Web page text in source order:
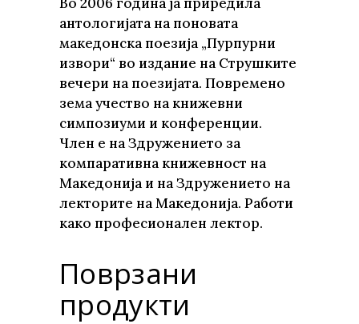
антологијата на поновата
македонска поезија „Пурпурни
извори“ во издание на Струшките
вечери на поезијата. Повремено
зема учество на книжевни
симпозиуми и конференции.
Член е на Здружението за
компаративна книжевност на
Македонија и на Здружението на
лекторите на Македонија. Работи
како професионален лектор.
Поврзани
продукти